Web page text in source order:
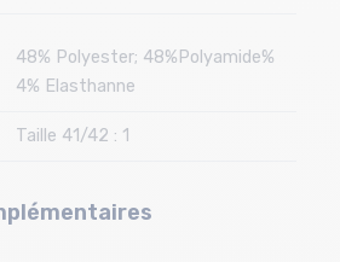
48% Polyester; 48%Polyamide%
4% Elasthanne
Taille 41/42 : 1